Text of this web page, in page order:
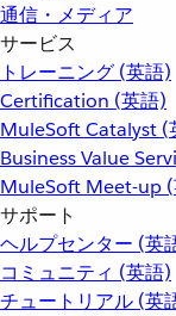
通信・メディア
サービス
トレーニング (英語)
Certification (英語)
MuleSoft Catalyst (
Business Value
MuleSoft Meet-up (
サポート
ヘルプセンター (英
コミュニティ (英語)
チュートリアル (英